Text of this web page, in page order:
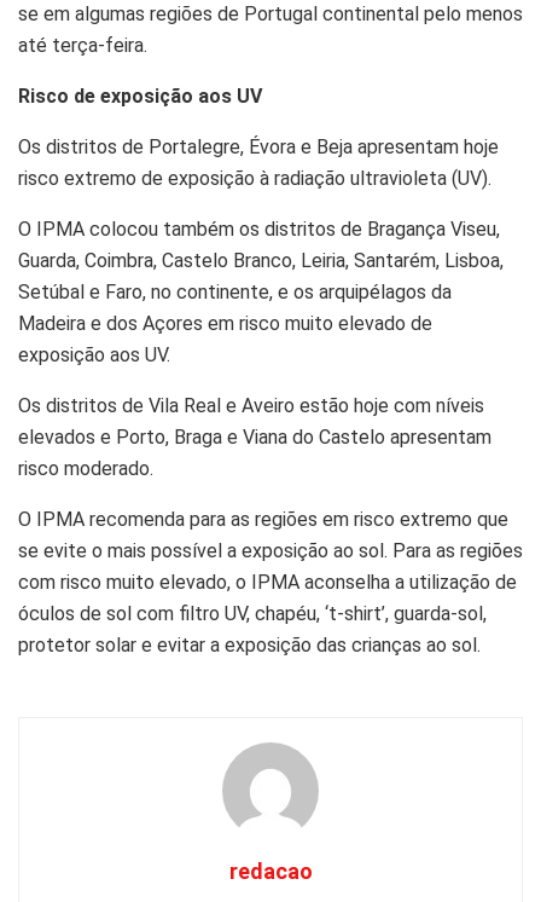
se em algumas regiões de Portugal continental pelo menos
até terça-feira.
Risco de exposição aos UV
Os distritos de Portalegre, Évora e Beja apresentam hoje
risco extremo de exposição à radiação ultravioleta (UV).
O IPMA colocou também os distritos de Bragança Viseu,
Guarda, Coimbra, Castelo Branco, Leiria, Santarém, Lisboa,
Setúbal e Faro, no continente, e os arquipélagos da
Madeira e dos Açores em risco muito elevado de
exposição aos UV.
Os distritos de Vila Real e Aveiro estão hoje com níveis
elevados e Porto, Braga e Viana do Castelo apresentam
risco moderado.
O IPMA recomenda para as regiões em risco extremo que
se evite o mais possível a exposição ao sol. Para as regiões
com risco muito elevado, o IPMA aconselha a utilização de
óculos de sol com filtro UV, chapéu, ‘t-shirt’, guarda-sol,
protetor solar e evitar a exposição das crianças ao sol.
redacao